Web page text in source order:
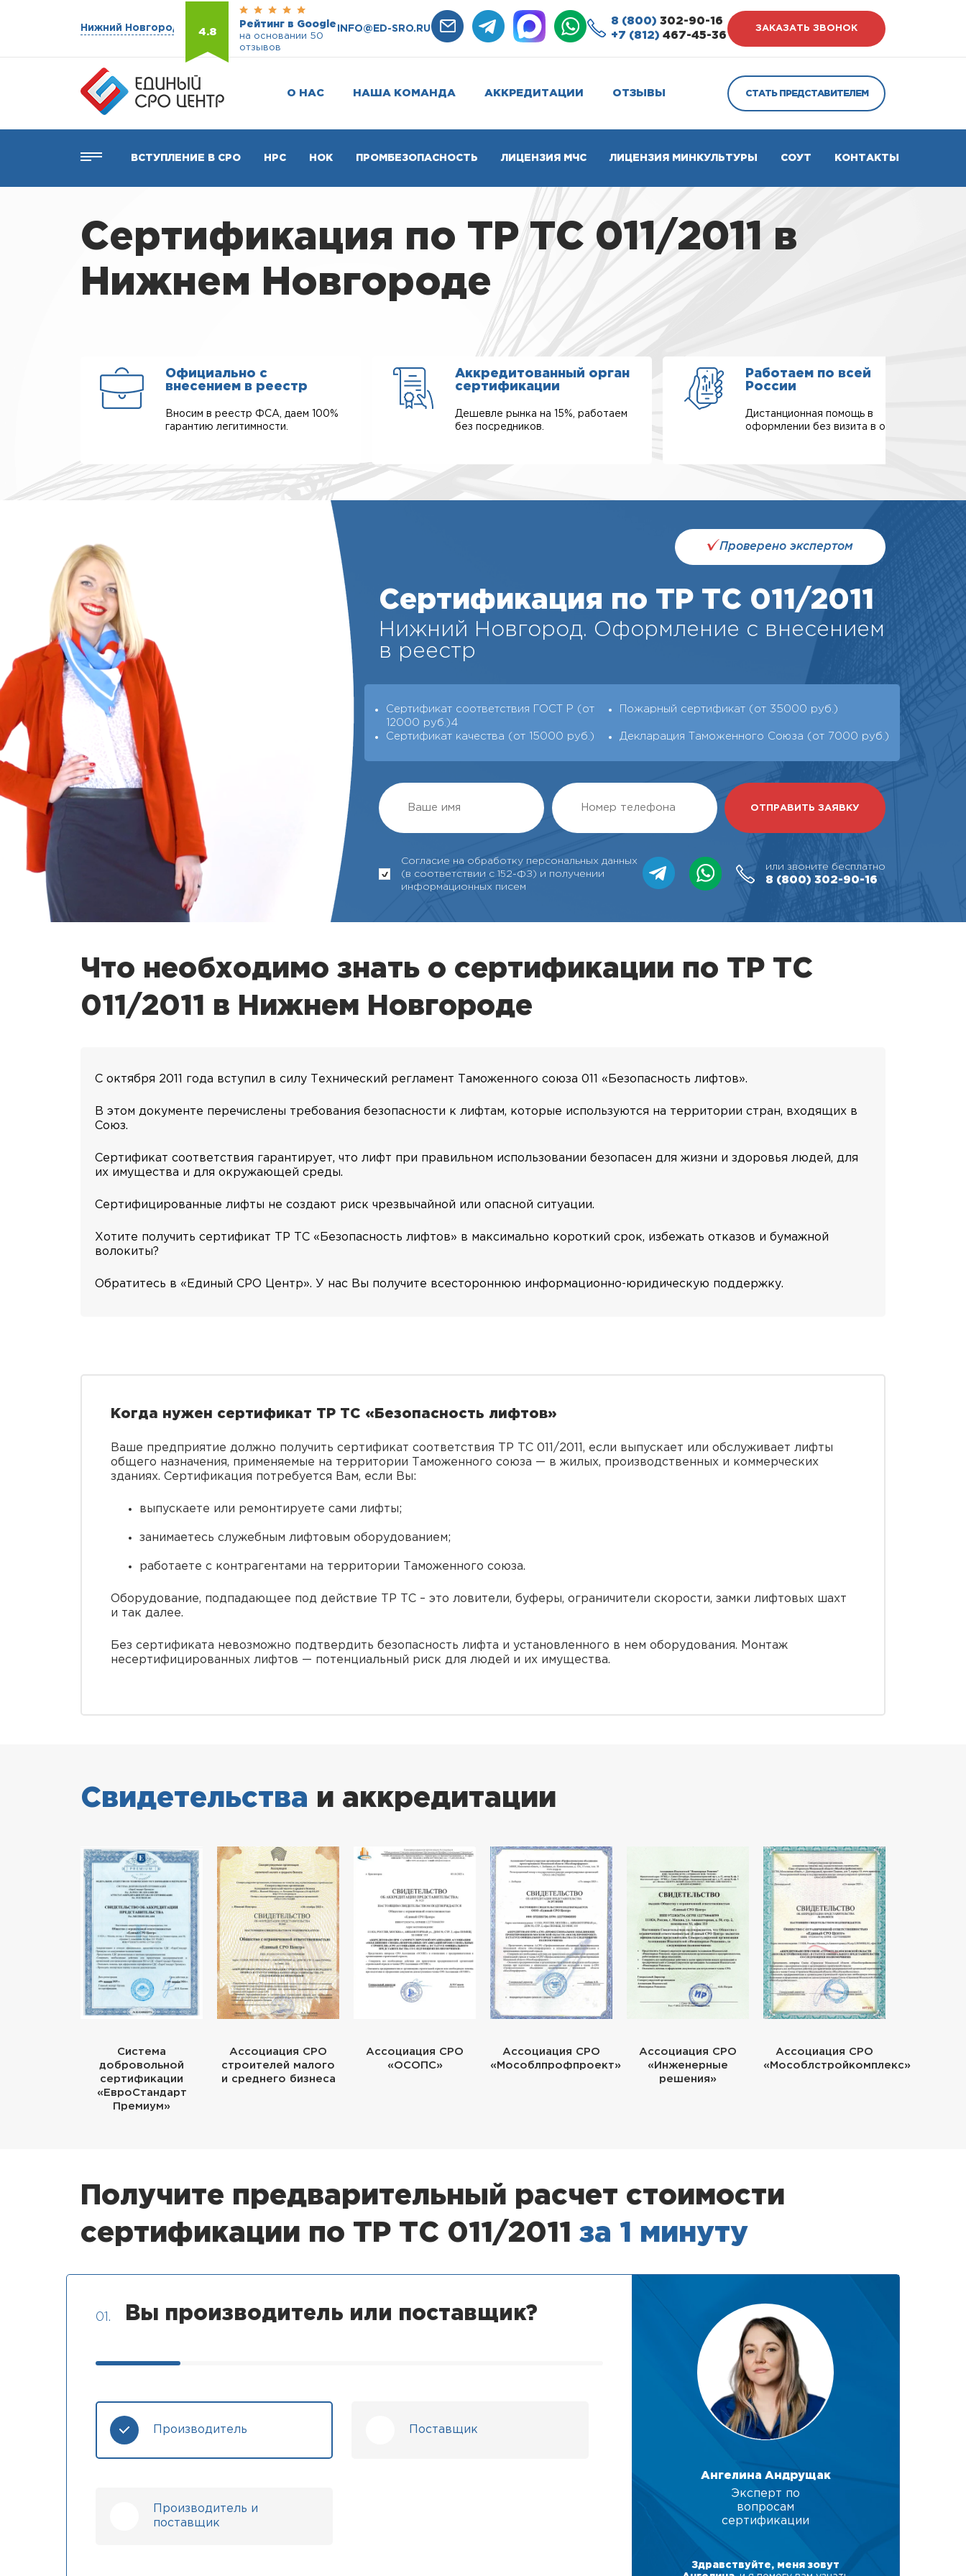
Нижний Новгород 4.8
Рейтинг в Google
на основании 50
отзывов
INFO@ED-SRO.RU
8 (800) 302-90-16
+7 (812) 467-45-36
ЗАКАЗАТЬ ЗВОНОК
О НАС НАША КОМАНДА АККРЕДИТАЦИИ ОТЗЫВЫ СТАТЬ ПРЕДСТАВИТЕЛЕМ
ВСТУПЛЕНИЕ В СРО НРС НОК ПРОМБЕЗОПАСНОСТЬ ЛИЦЕНЗИЯ МЧС ЛИЦЕНЗИЯ МИНКУЛЬТУРЫ СОУТ КОНТАКТЫ
Сертификация по ТР ТС 011/2011 в
Нижнем Новгороде
Официально с
внесением в реестр
Вносим в реестр ФСА, даем 100%
гарантию легитимности.
Аккредитованный орган
сертификации
Дешевле рынка на 15%, работаем
без посредников.
Работаем по всей
России
Дистанционная помощь в
оформлении без визита в офис.
Проверено экспертом
Сертификация по ТР ТС 011/2011
Нижний Новгород. Оформление с внесением
в реестр
Сертификат соответствия ГОСТ Р (от
12000 руб.)4
Пожарный сертификат (от 35000 руб.)
Сертификат качества (от 15000 руб.) Декларация Таможенного Союза (от 7000 руб.)
Согласие на обработку персональных данных
(в соответствии с 152-ФЗ) и получении
информационных писем
или звоните бесплатно
8 (800) 302-90-16
Что необходимо знать о сертификации по ТР ТС
011/2011 в Нижнем Новгороде
С октября 2011 года вступил в силу Технический регламент Таможенного союза 011 «Безопасность лифтов».
В этом документе перечислены требования безопасности к лифтам, которые используются на территории стран, входящих в
Союз.
Сертификат соответствия гарантирует, что лифт при правильном использовании безопасен для жизни и здоровья людей, для
их имущества и для окружающей среды.
Сертифицированные лифты не создают риск чрезвычайной или опасной ситуации.
Хотите получить сертификат ТР ТС «Безопасность лифтов» в максимально короткий срок, избежать отказов и бумажной
волокиты?
Обратитесь в «Единый СРО Центр». У нас Вы получите всестороннюю информационно-юридическую поддержку.
Когда нужен сертификат ТР ТС «Безопасность лифтов»
Ваше предприятие должно получить сертификат соответствия ТР ТС 011/2011, если выпускает или обслуживает лифты
общего назначения, применяемые на территории Таможенного союза — в жилых, производственных и коммерческих
зданиях. Сертификация потребуется Вам, если Вы:
выпускаете или ремонтируете сами лифты;
занимаетесь служебным лифтовым оборудованием;
работаете с контрагентами на территории Таможенного союза.
Оборудование, подпадающее под действие ТР ТС – это ловители, буферы, ограничители скорости, замки лифтовых шахт
и так далее.
Без сертификата невозможно подтвердить безопасность лифта и установленного в нeм оборудования. Монтаж
несертифицированных лифтов — потенциальный риск для людей и их имущества.
Свидетельства и аккредитации
Система
добровольной
сертификации
«ЕвроСтандарт
Премиум»
Ассоциация СРО
строителей малого
и среднего бизнеса
Ассоциация СРО
«ОСОПС»
Ассоциация СРО
«Мособлпрофпроект»
Ассоциация СРО
«Инженерные
решения»
Ассоциация СРО
«Мособлстройкомплекс»
Получите предварительный расчет стоимости
сертификации по ТР ТС 011/2011 за 1 минуту
01. Вы производитель или поставщик?
Производитель Поставщик
Производитель и
поставщик
Ангелина Андрущак
Эксперт по
вопросам
сертификации
Здравствуйте, меня зовут